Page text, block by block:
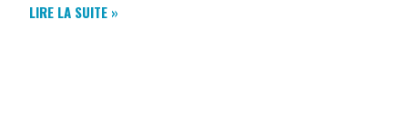
GREG’O
LIRE LA SUITE »